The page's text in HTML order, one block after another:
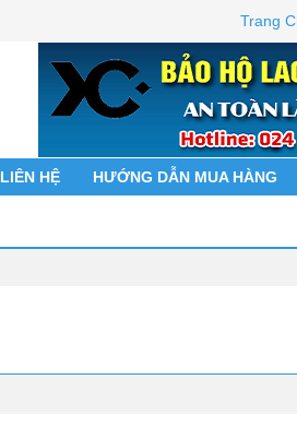
Trang
LIÊN HỆ HƯỚNG DẪN MUA HÀNG